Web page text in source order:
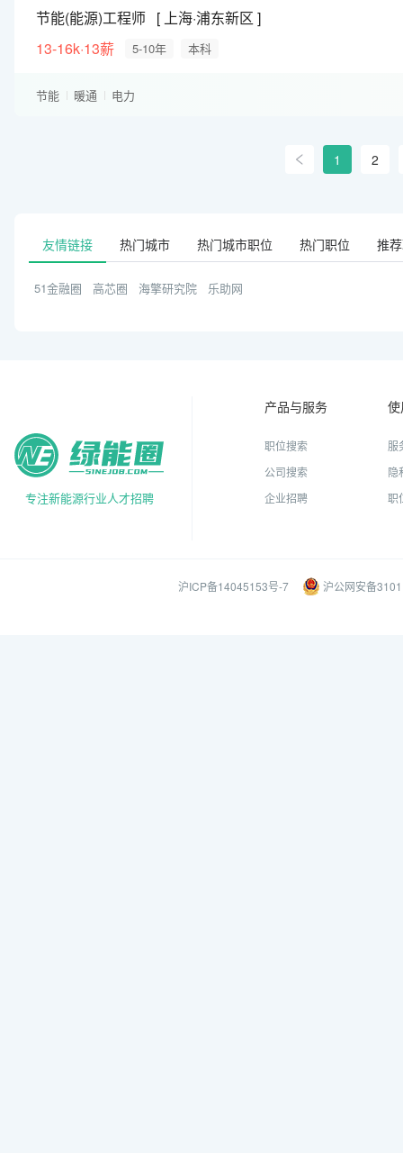
节能(能源)工程师
上海·浦东新区
13-16k·13薪
5-10年 本科
节能 暖通 电力
1 2
友情链接 热门城市 热门城市职位 热门职位 推
51金融圈 高芯圈 海擎研究院 乐助网
专注新能源行业人才招聘
产品与服务
职位搜索
公司搜索
企业招聘
服
隐
职
沪ICP备14045153号-7 沪公网安备